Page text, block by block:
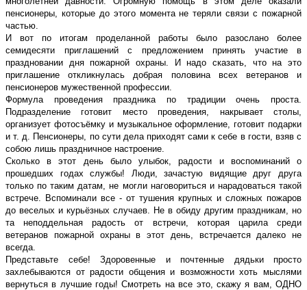
пенсионеры, которые до этого момента не теряли связи с пожарной
частью.
И вот по итогам проделанной работы было разослано более
семидесяти приглашений с предложением принять участие в
праздновании дня пожарной охраны. И надо сказать, что на это
приглашение откликнулась добрая половина всех ветеранов и
пенсионеров мужественной профессии.
Формула проведения праздника по традиции очень проста.
Подразделение готовит место проведения, накрывает столы,
организует фотосъёмку и музыкальное оформление, готовит подарки
и т. д. Пенсионеры, по сути дела приходят сами к себе в гости, взяв с
собою лишь праздничное настроение.
Сколько в этот день было улыбок, радости и воспоминаний о
прошедших годах службы! Люди, зачастую видящие друг друга
только по таким датам, не могли наговориться и нарадоваться такой
встрече. Вспоминали все - от тушения крупных и сложных пожаров
до веселых и курьёзных случаев. Не в обиду другим праздникам, но
та неподдельная радость от встречи, которая царила среди
ветеранов пожарной охраны в этот день, встречается далеко не
всегда.
Представьте себе! Здоровенные и почтенные дядьки просто
захлебываются от радости общения и возможности хоть мыслями
вернуться в лучшие годы! Смотреть на все это, скажу я вам, ОДНО